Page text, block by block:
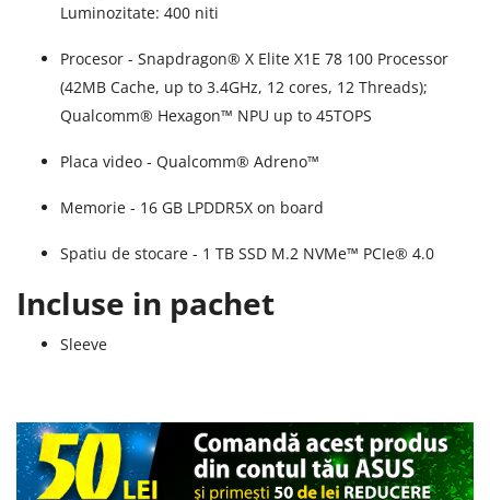
Luminozitate: 400 niti
Procesor - Snapdragon® X Elite X1E 78 100 Processor
(42MB Cache, up to 3.4GHz, 12 cores, 12 Threads);
Qualcomm® Hexagon™ NPU up to 45TOPS
Placa video - Qualcomm® Adreno™
Memorie - 16 GB LPDDR5X on board
Spatiu de stocare - 1 TB SSD M.2 NVMe™ PCIe® 4.0
Incluse in pachet
Sleeve